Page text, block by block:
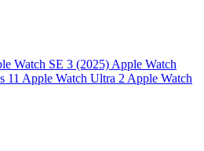
Watch SE 3 (2025) Apple Watch
11 Apple Watch Ultra 2 Apple Watch